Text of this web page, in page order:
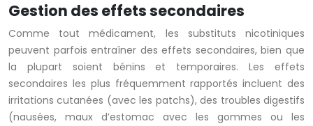
Gestion des effets secondaires
Comme tout médicament, les substituts nicotiniques
peuvent parfois entraîner des effets secondaires, bien que
la plupart soient bénins et temporaires. Les effets
secondaires les plus fréquemment rapportés incluent des
irritations cutanées (avec les patchs), des troubles digestifs
(nausées, maux d’estomac avec les gommes ou les